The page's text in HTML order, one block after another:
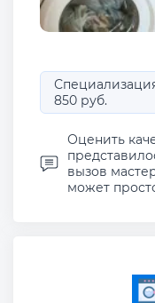
850 руб.
Оценить
вызов
может